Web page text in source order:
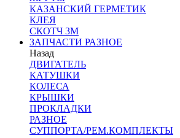
КАЗАНСКИЙ ГЕРМЕТИК
КЛЕЯ
СКОТЧ 3М
ЗАПЧАСТИ РАЗНОЕ
Назад
ДВИГАТЕЛЬ
КАТУШКИ
КОЛЕСА
КРЫШКИ
ПРОКЛАДКИ
РАЗНОЕ
СУППОРТА/РЕМ.КОМПЛЕКТЫ